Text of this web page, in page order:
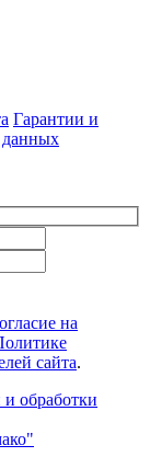
Гарантии и
данных
на
сайта.
обработки